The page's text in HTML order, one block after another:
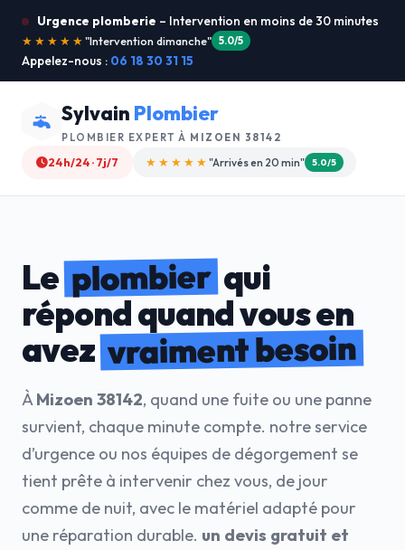
Urgence plomberie – Intervention en moins de 30 minutes
★★★★★"Je recommande !" 4.9/5
Appelez-nous : 06 18 30 31 15
Sylvain Plombier
PLOMBIER EXPERT À MIZOEN 38142
24h/24 · 7j/7 ★★★★☆ "Devis gratuit" 4.8/5
Leplombierqui
répond quand vous en
avezvraiment besoin
ÀMizoen 38142, quand une fuite ou une panne
survient, chaque minute compte. notre service
d’urgence ou nos équipes de dégorgement se
tient prête à intervenir chez vous, de jour
comme de nuit, avec le matériel adapté pour
une réparation durable. un devis gratuit et